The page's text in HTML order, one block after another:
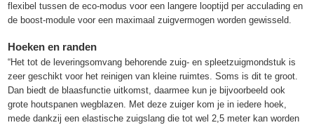
flexibel tussen de eco-modus voor een langere looptijd per acculading en
de boost-module voor een maximaal zuigvermogen worden gewisseld.
Hoeken en randen
“Het tot de leveringsomvang behorende zuig- en spleetzuigmondstuk is
zeer geschikt voor het reinigen van kleine ruimtes. Soms is dit te groot.
Dan biedt de blaasfunctie uitkomst, daarmee kun je bijvoorbeeld ook
grote houtspanen wegblazen. Met deze zuiger kom je in iedere hoek,
mede dankzij een elastische zuigslang die tot wel 2,5 meter kan worden